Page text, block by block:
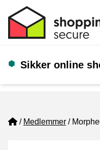
Sikker online
Home
Medlemmer